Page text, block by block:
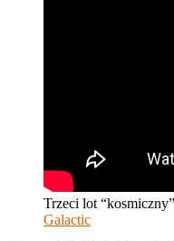
Trzeci lot
Galactic